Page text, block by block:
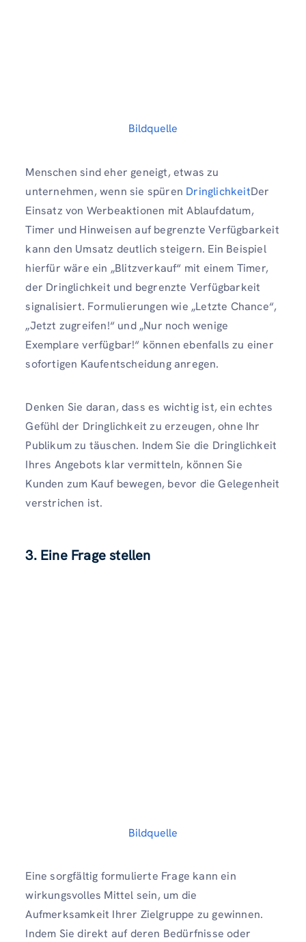
Bildquelle
Menschen sind eher geneigt, etwas zu
unternehmen, wenn sie spüren DringlichkeitDer
Einsatz von Werbeaktionen mit Ablaufdatum,
Timer und Hinweisen auf begrenzte Verfügbarkeit
kann den Umsatz deutlich steigern. Ein Beispiel
hierfür wäre ein „Blitzverkauf“ mit einem Timer,
der Dringlichkeit und begrenzte Verfügbarkeit
signalisiert. Formulierungen wie „Letzte Chance“,
„Jetzt zugreifen!“ und „Nur noch wenige
Exemplare verfügbar!“ können ebenfalls zu einer
sofortigen Kaufentscheidung anregen.
Denken Sie daran, dass es wichtig ist, ein echtes
Gefühl der Dringlichkeit zu erzeugen, ohne Ihr
Publikum zu täuschen. Indem Sie die Dringlichkeit
Ihres Angebots klar vermitteln, können Sie
Kunden zum Kauf bewegen, bevor die Gelegenheit
verstrichen ist.
3. Eine Frage stellen
Bildquelle
Eine sorgfältig formulierte Frage kann ein
wirkungsvolles Mittel sein, um die
Aufmerksamkeit Ihrer Zielgruppe zu gewinnen.
Indem Sie direkt auf deren Bedürfnisse oder